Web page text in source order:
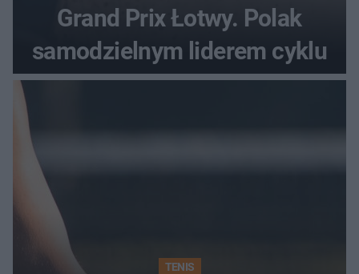
Grand Prix Łotwy. Polak
samodzielnym liderem cyklu
TENIS